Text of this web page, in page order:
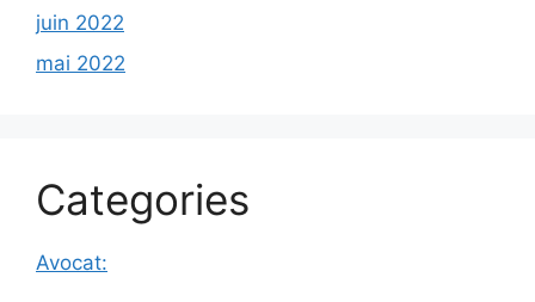
juin 2022
mai 2022
Categories
Avocat: